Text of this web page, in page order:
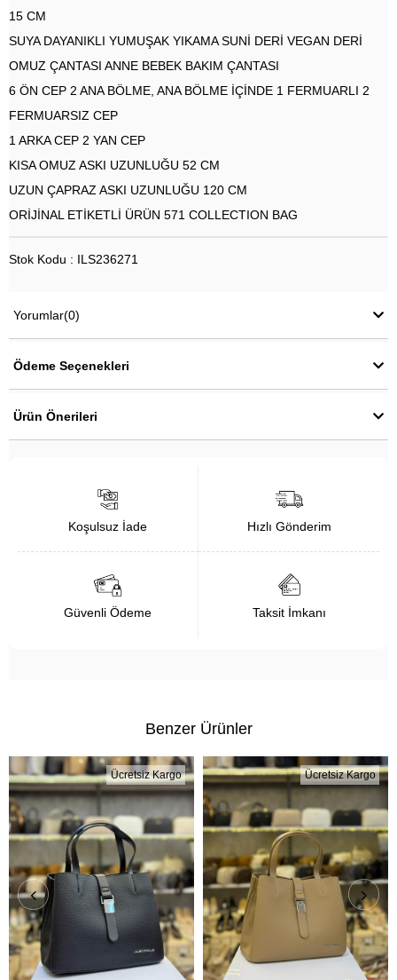
15 CM
SUYA DAYANIKLI YUMUŞAK YIKAMA SUNİ DERİ VEGAN DERİ
OMUZ ÇANTASI ANNE BEBEK BAKIM ÇANTASI
6 ÖN CEP 2 ANA BÖLME, ANA BÖLME İÇİNDE 1 FERMUARLI 2
FERMUARSIZ CEP
1 ARKA CEP 2 YAN CEP
KISA OMUZ ASKI UZUNLUĞU 52 CM
UZUN ÇAPRAZ ASKI UZUNLUĞU 120 CM
ORİJİNAL ETİKETLİ ÜRÜN 571 COLLECTION BAG
Stok Kodu : ILS236271
Yorumlar(0)
Ödeme Seçenekleri
Ürün Önerileri
Koşulsuz İade Hızlı Gönderim
Güvenli Ödeme Taksit İmkanı
Benzer Ürünler
Ücretsiz Kargo Ücretsiz Kargo